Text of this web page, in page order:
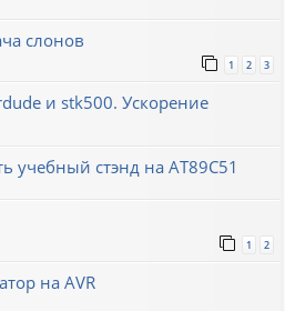
слонов
1 2 3
и stk500. Ускорение
учебный стэнд на AT89С51
1 2
на AVR